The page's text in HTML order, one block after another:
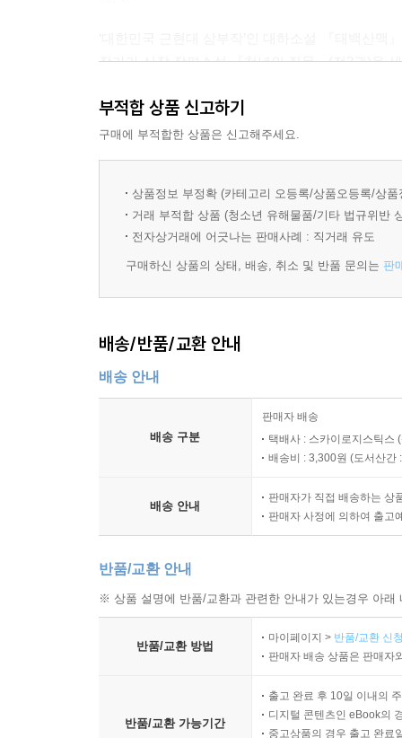
동그라미 여덟 개 더하기 1.
배상일은 숨을 몰아쉬며 수표를 한 장, 한 장 넘기
“됐어. 이제 자네가 대!”
상무의 강한 어투는 명령이었다.
---「거대한 탐욕의 탑」중에서
이유영
19년 차 초등학교 교사이자 장우진의 아내. 초등
찍는 남편의 행동을 묵묵히 감당해 왔으나, 어느
윤현기
보좌관일 때 모셨던 국회의원에게 충성을 바치
감청이 난무하는 세상에서 철저한 자기 관리로
힘없고 약한 이들을 법의 테두리 안에서 도와주는
김태범
서울대 상대 재학 시 성화 그룹 회장의 사윗감으
사장 자리에는 결국 앉지 못하는 불우한 수재. 수
성화 그룹의 미래 전략을 세우는 창조개발실 사
수완을 유감없이 발휘해 언론의 보도를 막고 정보
작가가 신작 장편소설 『천년의 질문』(전3권)을
2019년 6월 11일 종이책과 전자책 그리고 오디
원고지 3,612매를 완성했는데, 메모와 그림으로
발맞추고자 했다. 『천년의 질문』의 1권을 30
최고의 성우 9인이 드라마 형식으로 낭독한 작품
열었다고 평가받았다.
되물었을 법한 질문인 ‘국민에게 국가란 무엇인
만나 심층적으로 취재함으로써 21세기 국가에 대
소설은 21세기 현재 대한민국에서 자본과 권력
찍으며 사건 취재에 고군분투하는 기자의 노력,
‘개천에서 승천한 용’인 서울대 출신 수재는 재
작가는 수십 명에 달하는 등장인물들에게 생
대한민국의 현재를 드러낸다. “입법·사법·행정이
작가는 불법 비자금, 전관예우 문제 등 관행처럼
국권상실, 동족상잔, 군부독재의 뼈아픈 역사
부적합 상품 신고하기
구매에 부적합한 상품은 신고해주세요.
상품정보 부정확 (카테고리 오등록/상품오등록/상
거래 부적합 상품 (청소년 유해물품/기타 법규위반
전자상거래에 어긋나는 판매사례 : 직거래 유도
구매하신 상품의 상태, 배송, 취소 및 반품 문의는 판
배송/반품/교환 안내
배송 안내
배송 구분
판매자 배송
택배사 : 스카이로지스틱스
배송비 : 3,300원 (도서산간
배송 안내
판매자가 직접 배송하는 상
판매자 사정에 의하여 출고
반품/교환 안내
※ 상품 설명에 반품/교환과 관련한 안내가 있는경우 아
반품/교환 방법
마이페이지 > 반품/교환 신
판매자 배송 상품은 판매자
반품/교환 가능기간
출고 완료 후 10일 이내의
디지털 콘텐츠인 eBook의
중고상품의 경우 출고 완료